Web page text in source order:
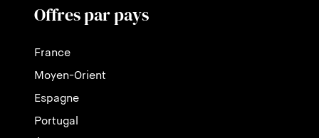
Offres par pays
France
Moyen-Orient
Espagne
Portugal